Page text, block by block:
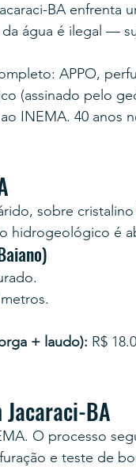
BA enfrenta
água é ilegal —
APPO,
(assinado pelo
INEMA. 40 anos
sobre
hidrogeológico é
+ laudo): R$
BA
O processo
e teste de